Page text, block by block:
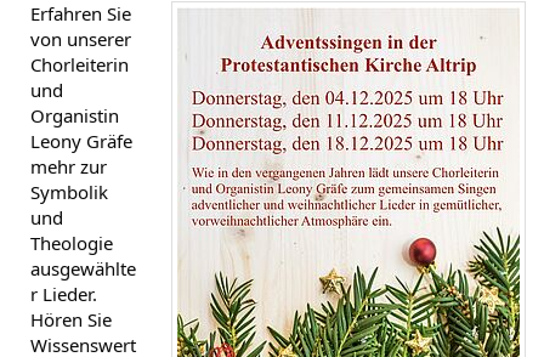
Erfahren Sie
von unserer
Chorleiterin
und
Organistin
Leony Gräfe
mehr zur
Symbolik
und
Theologie
ausgewählte
r Lieder.
Hören Sie
Wissenswert